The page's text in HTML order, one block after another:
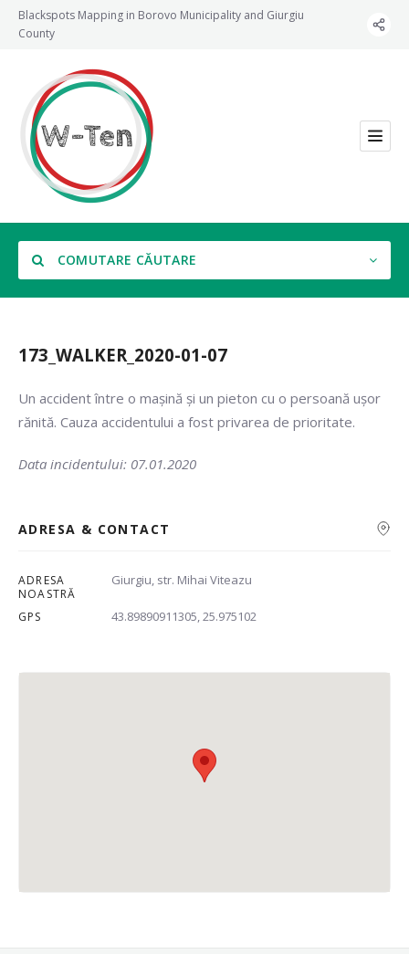
Blackspots Mapping in Borovo Municipality and Giurgiu
County
COMUTARE CĂUTARE
Categorie
173_WALKER_2020-01-07
Un accident între o mașină și un pieton cu o persoană ușor
rănită. Cauza accidentului a fost privarea de prioritate.
Data incidentului: 07.01.2020
ADRESA & CONTACT
ADRESA
NOASTRĂ
Giurgiu, str. Mihai Viteazu
GPS 43.89890911305, 25.975102